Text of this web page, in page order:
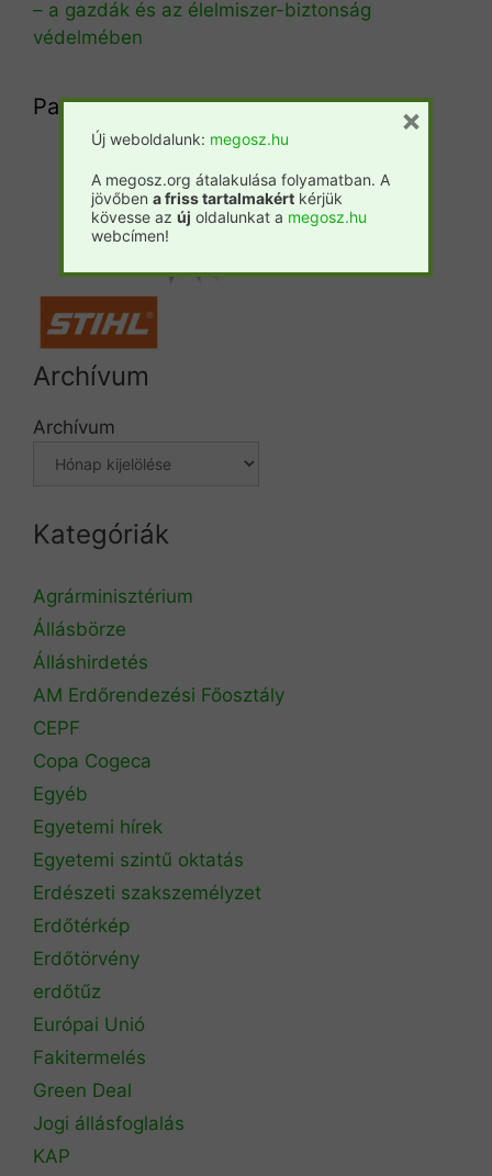
– a gazdák és az élelmiszer-biztonság
védelmében
Partnereink
Csemete Prosilva Fatáj
Forestpress
Archívum
Archívum
Kategóriák
Agrárminisztérium
Állásbörze
Álláshirdetés
AM Erdőrendezési Főosztály
CEPF
Copa Cogeca
Egyéb
Egyetemi hírek
Egyetemi szintű oktatás
Erdészeti szakszemélyzet
Erdőtérkép
Erdőtörvény
erdőtűz
Európai Unió
Fakitermelés
Green Deal
Jogi állásfoglalás
KAP
Új weboldalunk: megosz.hu
A megosz.org átalakulása folyamatban. A
jövőben a friss tartalmakért kérjük
kövesse az új oldalunkat a megosz.hu
webcímen!
×